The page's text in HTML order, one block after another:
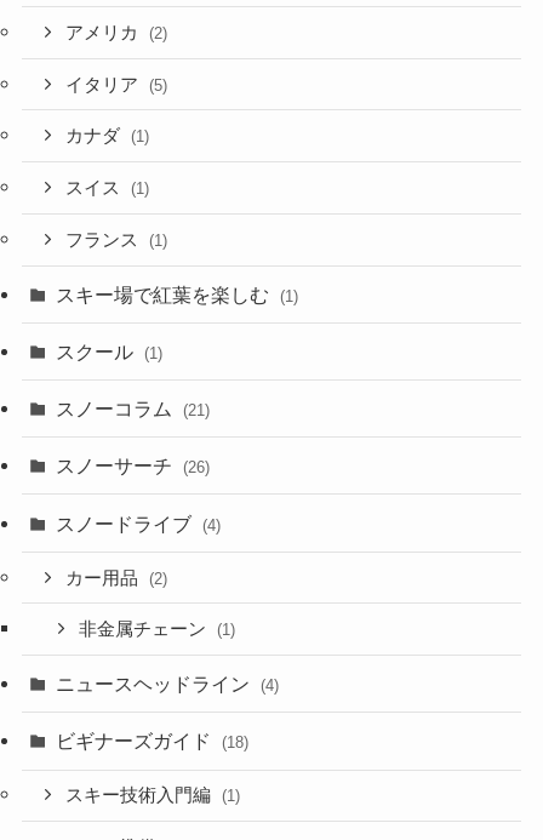
アメリカ (2)
イタリア (5)
カナダ (1)
スイス (1)
フランス (1)
スキー場で紅葉を楽しむ (1)
スクール (1)
スノーコラム (21)
スノーサーチ (26)
スノードライブ (4)
カー用品 (2)
非金属チェーン (1)
ニュースヘッドライン (4)
ビギナーズガイド (18)
スキー技術入門編 (1)